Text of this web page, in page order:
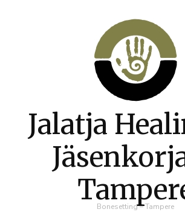
Jalatja
Bonesetting – Tampere